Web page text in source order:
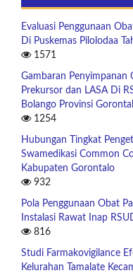
Evaluasi Penggunaan
Di Puskemas Pilolodaa
1571
Gambaran
Prekursor dan LASA Di
Bolango Provinsi
1254
Hubungan Tingkat
Swamedikasi Common
Kabupaten Gorontalo
932
Pola Penggunaan Obat
Instalasi Rawat Inap
816
Studi Farmakovigilance
Kelurahan Tamalate